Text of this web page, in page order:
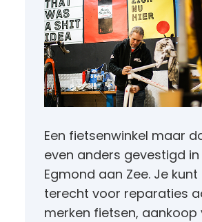
Een fietsenwinkel maar
even anders gevestigd
Egmond aan Zee. Je kunt
terecht voor reparaties
merken fietsen, aankoop